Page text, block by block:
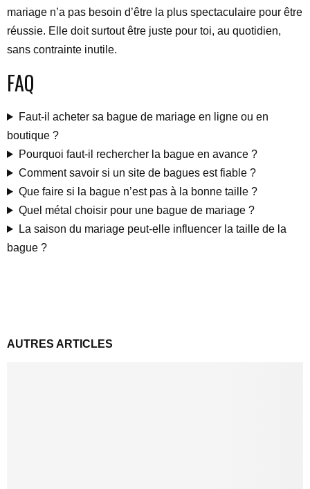
mariage n’a pas besoin d’être la plus spectaculaire pour être
réussie. Elle doit surtout être juste pour toi, au quotidien,
sans contrainte inutile.
FAQ
Faut-il acheter sa bague de mariage en ligne ou en
boutique ?
Pourquoi faut-il rechercher la bague en avance ?
Comment savoir si un site de bagues est fiable ?
Que faire si la bague n’est pas à la bonne taille ?
Quel métal choisir pour une bague de mariage ?
La saison du mariage peut-elle influencer la taille de la
bague ?
AUTRES ARTICLES